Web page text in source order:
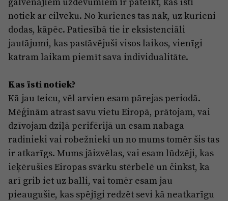
notiek ar cilvēku. No kurienes tas nāk, uz kurieni
dodas, kāpēc. Patiesībā tie ir eksistenciāli
jautājumi, kas pastāvējuši visos laikos, vienīgi
katram laikam piemīt sava individualitāte.
Kas īsti notiek?
Kā jau teicu, vēl arvien esam pārejas periodā.
Mēģinām atrast savu vietu Eiropā, prātojam, vai
dzīvojam dziļā perifērijā un esam nabaga
radinieki vai robežnieki un no mums tomēr šis tas
ir atkarīgs. Mums jāizvēlas, vai esam lūdzēji, kas
ieķērušies Eiropas svārku stērbelē un činkst, ka
arī grib iet uz balli, vai tomēr esam jau
pieaugušie, kas spējīgi redzēt sevi kā neatkarīgu